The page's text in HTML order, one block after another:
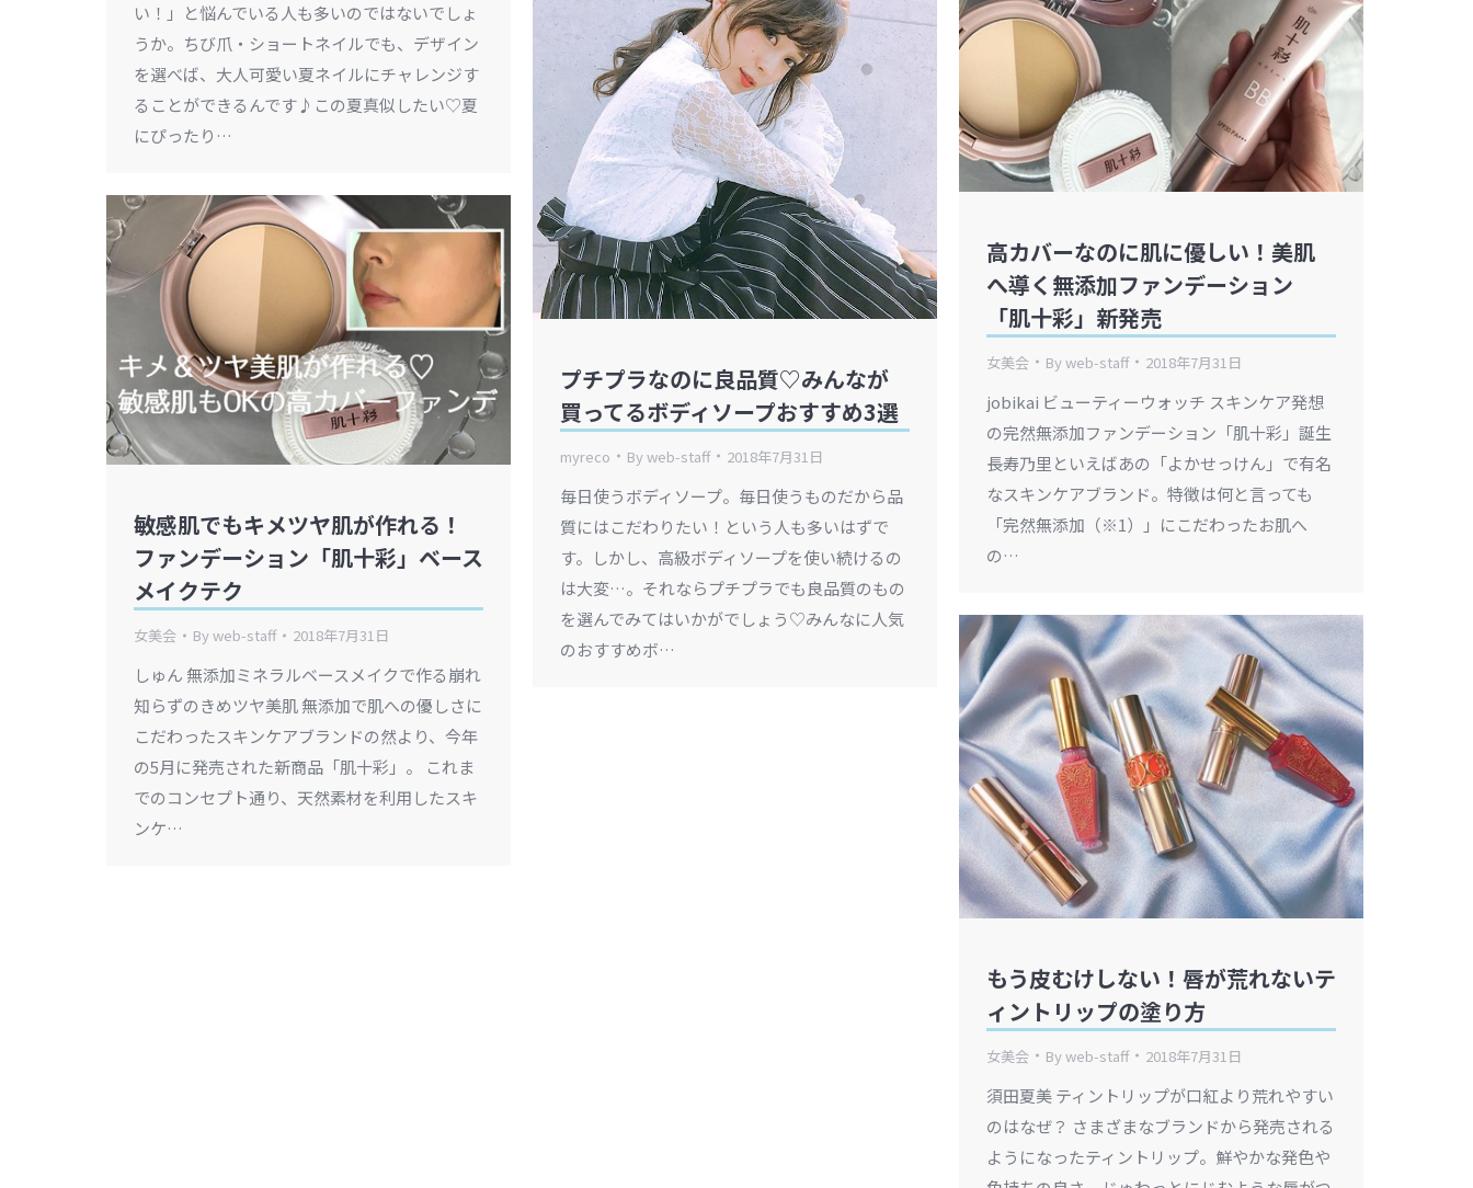
い！」と悩んでいる人も多いのではないでしょ
うか。ちび爪・ショートネイルでも、デザイン
を選べば、大人可愛い夏ネイルにチャレンジす
ることができるんです♪この夏真似したい♡夏
にぴったり…
プチプラなのに良品質♡みんなが
買ってるボディソープおすすめ3選
myreco Byweb-staff 2018年7月31日
毎日使うボディソープ。毎日使うものだから品
質にはこだわりたい！という人も多いはずで
す。しかし、高級ボディソープを使い続けるの
は大変…。それならプチプラでも良品質のもの
を選んでみてはいかがでしょう♡みんなに人気
のおすすめボ…
高カバーなのに肌に優しい！美肌
へ導く無添加ファンデーション
「肌十彩」新発売
女美会 Byweb-staff 2018年7月31日
jobikai ビューティーウォッチ スキンケア発想
の完然無添加ファンデーション「肌十彩」誕生
長寿乃里といえばあの「よかせっけん」で有名
なスキンケアブランド。特徴は何と言っても
「完然無添加（※1）」にこだわったお肌へ
の…
敏感肌でもキメツヤ肌が作れる！
ファンデーション「肌十彩」ベース
メイクテク
女美会 Byweb-staff 2018年7月31日
しゅん 無添加ミネラルベースメイクで作る崩れ
知らずのきめツヤ美肌 無添加で肌への優しさに
こだわったスキンケアブランドの然より、今年
の5月に発売された新商品「肌十彩」。 これま
でのコンセプト通り、天然素材を利用したスキ
ンケ…
もう皮むけしない！唇が荒れないテ
ィントリップの塗り方
女美会 Byweb-staff 2018年7月31日
須田夏美 ティントリップが口紅より荒れやすい
のはなぜ？ さまざまなブランドから発売される
ようになったティントリップ。鮮やかな発色や